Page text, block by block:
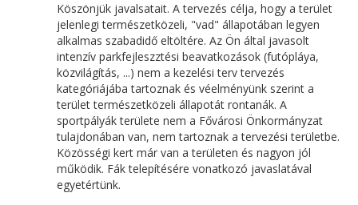
Köszönjük javalsatait. A tervezés célja, hogy a terület
jelenlegi természetközeli, "vad" állapotában legyen
alkalmas szabadidő eltöltére. Az Ön által javasolt
intenzív parkfejleszztési beavatkozások (futópláya,
közvilágítás, ...) nem a kezelési terv tervezés
kategóriájába tartoznak és véelményünk szerint a
terület természetközeli állapotát rontanák. A
sportpályák területe nem a Fővárosi Önkormányzat
tulajdonában van, nem tartoznak a tervezési területbe.
Közösségi kert már van a területen és nagyon jól
működik. Fák telepítésére vonatkozó javaslatával
egyetértünk.